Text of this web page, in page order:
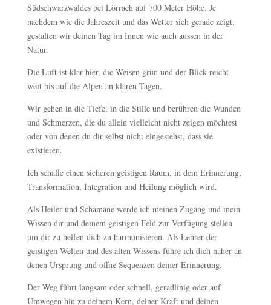
Südschwarzwaldes bei Lörrach auf 700 Meter Höhe. Je
nachdem wie die Jahreszeit und das Wetter sich gerade zeigt,
gestalten wir deinen Tag im Innen wie auch aussen in der
Natur.
Die Luft ist klar hier, die Weisen grün und der Blick reicht
weit bis auf die Alpen an klaren Tagen.
Wir gehen in die Tiefe, in die Stille und berühren die Wunden
und Schmerzen, die du allein vielleicht nicht zeigen möchtest
oder von denen du dir selbst nicht eingestehst, dass sie
existieren.
Ich schaffe einen sicheren geistigen Raum, in dem Erinnerung,
Transformation, Integration und Heilung möglich wird.
Als Heiler und Schamane werde ich meinen Zugang und mein
Wissen dir und deinem geistigen Feld zur Verfügung stellen
um dir zu helfen dich zu harmonisieren. Als Lehrer der
geistigen Welten und des alten Wissens führe ich dich näher an
denen Ursprung und öffne Sequenzen deiner Erinnerung.
Der Weg führt langsam oder schnell, geradlinig oder auf
Umwegen hin zu deinem Kern, deiner Kraft und deinen